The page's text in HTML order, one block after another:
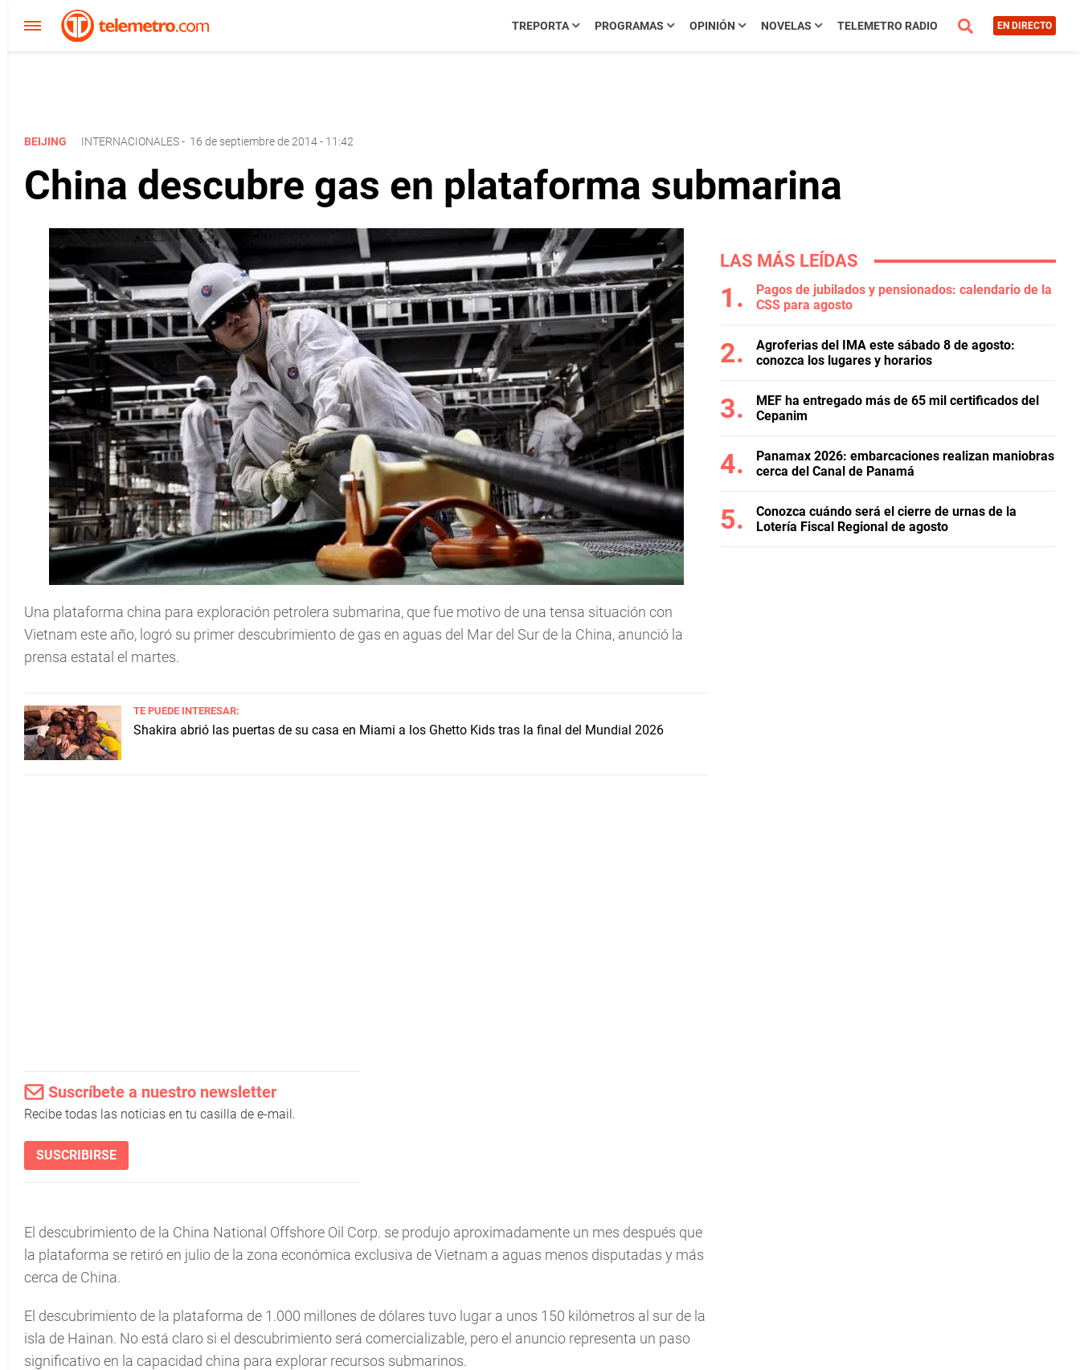
TREPORTA PROGRAMAS OPINIÓN NOVELAS TELEMETRO RADIO EN DIRECTO
BEIJING INTERNACIONALES- 16 de septiembre de 2014 - 11:42
China descubre gas en plataforma submarina
Una plataforma china para exploración petrolera submarina, que fue motivo de una tensa situación con
Vietnam este año, logró su primer descubrimiento de gas en aguas del Mar del Sur de la China, anunció la
prensa estatal el martes.
TE PUEDE INTERESAR:
Shakira abrió las puertas de su casa en Miami a los Ghetto Kids tras la final del Mundial 2026
Suscríbete a nuestro newsletter
Recibe todas las noticias en tu casilla de e-mail.
SUSCRIBIRSE
El descubrimiento de la China National Offshore Oil Corp. se produjo aproximadamente un mes después que
la plataforma se retiró en julio de la zona económica exclusiva de Vietnam a aguas menos disputadas y más
cerca de China.
El descubrimiento de la plataforma de 1.000 millones de dólares tuvo lugar a unos 150 kilómetros al sur de la
isla de Hainan. No está claro si el descubrimiento será comercializable, pero el anuncio representa un paso
significativo en la capacidad china para explorar recursos submarinos.
LAS MÁS LEÍDAS
Pagos de jubilados y pensionados: calendario de la
CSS para agosto
Agroferias del IMA este sábado 8 de agosto:
conozca los lugares y horarios
MEF ha entregado más de 65 mil certificados del
Cepanim
Panamax 2026: embarcaciones realizan maniobras
cerca del Canal de Panamá
Conozca cuándo será el cierre de urnas de la
Lotería Fiscal Regional de agosto